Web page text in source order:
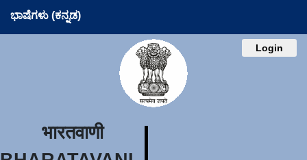
ಭಾಷೆಗಳು (ಕನ್ನಡ)
Login
भारतवाणी